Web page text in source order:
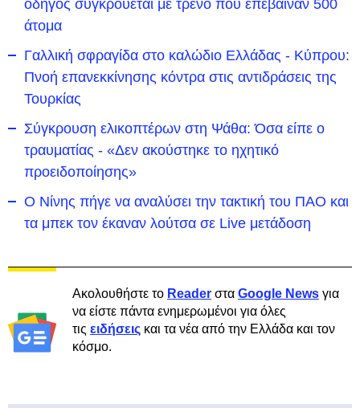
οδηγός συγκρούεται με τρένο που επέβαιναν 500
άτομα
Γαλλική σφραγίδα στο καλώδιο Ελλάδας - Κύπρου:
Πνοή επανεκκίνησης κόντρα στις αντιδράσεις της
Τουρκίας
Σύγκρουση ελικοπτέρων στη Ψάθα: Όσα είπε ο
τραυματίας - «Δεν ακούστηκε το ηχητικό
προειδοποίησης»
Ο Νίνης πήγε να αναλύσει την τακτική του ΠΑΟ και
τα μπεκ τον έκαναν λούτσα σε Live μετάδοση
Ακολουθήστε το Reader στα Google News για
να είστε πάντα ενημερωμένοι για όλες
τις ειδήσεις και τα νέα από την Ελλάδα και τον
κόσμο.